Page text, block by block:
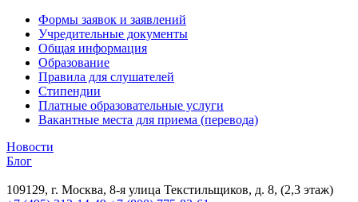
Формы заявок и заявлений
Учредительные документы
Общая информация
Образование
Правила для слушателей
Стипендии
Платные образовательные услуги
Вакантные места для приема (перевода)
Новости
Блог
109129, г. Москва, 8-я улица Текстильщиков, д. 8, (2,3 этаж)